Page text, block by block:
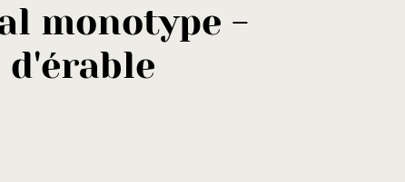
monotype -
d'érable